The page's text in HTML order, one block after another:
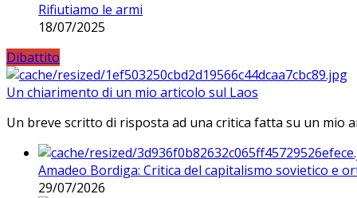
Rifiutiamo le armi
18/07/2025
Dibattito
Un chiarimento di un mio articolo sul Laos
Un breve scritto di risposta ad una critica fatta su un mio
Amadeo Bordiga: Critica del capitalismo sovietico e
29/07/2026